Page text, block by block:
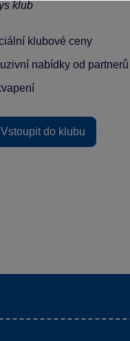
klubové ceny
nabídky od partnerů
Vstoupit do klubu